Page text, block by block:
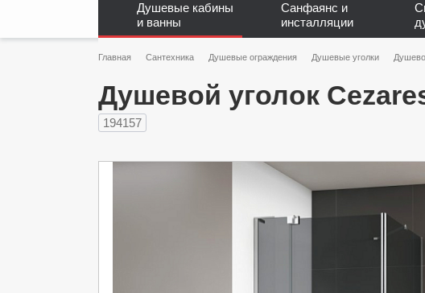
Душевые кабины
и ванны
Санфаянс и
инсталляции
Главная Сантехника Душевые ограждения Душевые уголки
Душевой уголок
194157